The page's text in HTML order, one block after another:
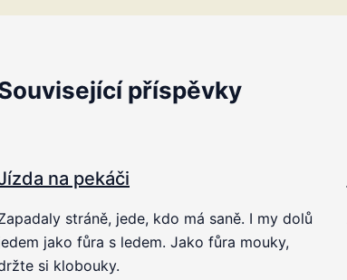
příspěvky
na pekáči
stráně, jede, kdo má saně. I my dolů
jako fůra s ledem. Jako fůra mouky,
si klobouky.